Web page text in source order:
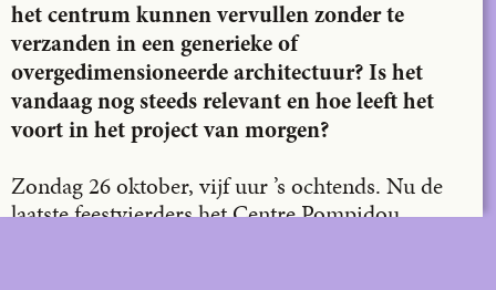
het centrum kunnen vervullen zonder te
verzanden in een generieke of
overgedimensioneerde architectuur? Is het
vandaag nog steeds relevant en hoe leeft het
voort in het project van morgen?
Zondag 26 oktober, vijf uur ’s ochtends. Nu de
laatste feestvierders het Centre Pompidou